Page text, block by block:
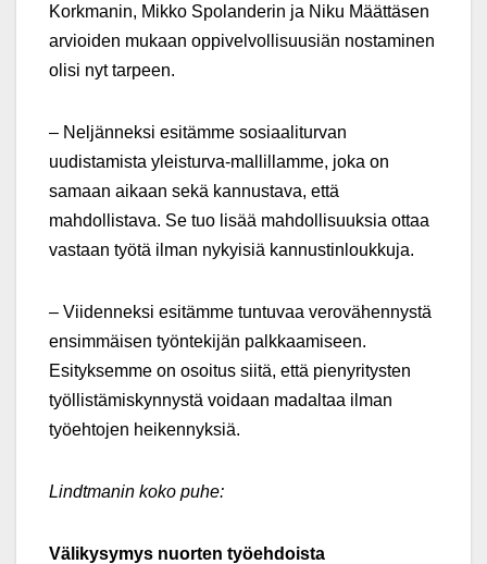
Korkmanin, Mikko Spolanderin ja Niku Määttäsen
arvioiden mukaan oppivelvollisuusiän nostaminen
olisi nyt tarpeen.
– Neljänneksi esitämme sosiaaliturvan
uudistamista yleisturva-mallillamme, joka on
samaan aikaan sekä kannustava, että
mahdollistava. Se tuo lisää mahdollisuuksia ottaa
vastaan työtä ilman nykyisiä kannustinloukkuja.
– Viidenneksi esitämme tuntuvaa verovähennystä
ensimmäisen työntekijän palkkaamiseen.
Esityksemme on osoitus siitä, että pienyritysten
työllistämiskynnystä voidaan madaltaa ilman
työehtojen heikennyksiä.
Lindtmanin koko puhe:
Välikysymys nuorten työehdoista